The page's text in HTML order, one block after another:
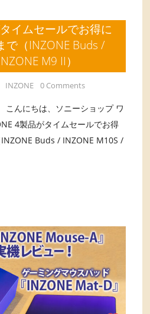
イムセールでお得に
で（INZONE Buds /
M9 II）
INZONE 0 Comments
んにちは、ソニーショップ ワ
4製品がタイムセールでお得
Buds / INZONE M10S /